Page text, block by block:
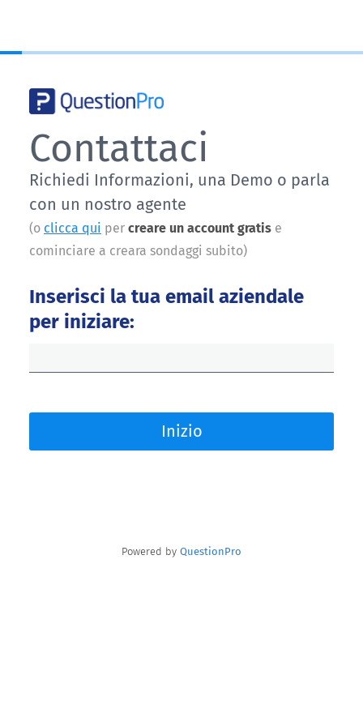
Contattaci
Richiedi Informazioni, una Demo o parla
con un nostro agente
(o clicca qui per creare un account gratis e
cominciare a creara sondaggi subito)
Inserisci la tua email aziendale
per iniziare:
Inizio
Powered by QuestionPro